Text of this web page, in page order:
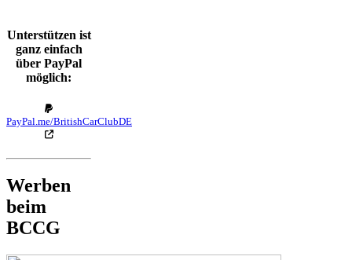
Unterstützen ist
ganz einfach
über PayPal
möglich:
PayPal.me/BritishCarClubDE
Werben
beim
BCCG